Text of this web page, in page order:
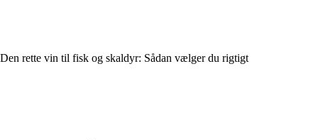
Den rette vin til fisk og skaldyr: Sådan vælger du rigtigt